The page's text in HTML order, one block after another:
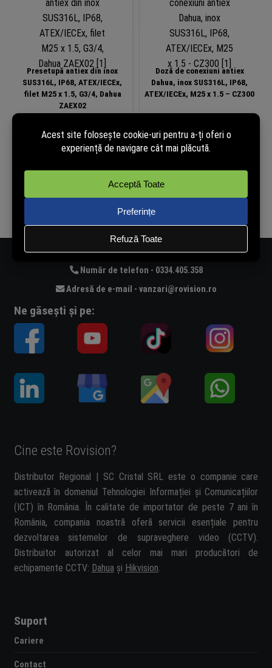
Presetupă antiex din inox
SUS316L, IP68, ATEX/IECEx,
filet M25 x 1.5, G3/4, Dahua
ZAEX02
Disponibil la
Doză de conexiuni antiex
Dahua, inox SUS316L, IP68,
ATEX/IECEx, M25 x 1.5 – CZ300
Disponibil la
Număr de telefon - 0334.405.358
Adresă de e-mail - vanzari@rovision.ro
Ne găsești și pe:
Cine este Rovision?
Distributor Regional | SC Cristal SRL este o companie care
activează în domeniul Tehnologiei Informației și Comunicațiilor
(ICT) în România. În calitate de importator de peste 7 ani în
România, compania noastră oferă servicii esențiale pentru
dezvoltarea sistemelor de supraveghere video (CCTV).
Distribuitor autorizat al celor mai mari producători de
echipamente CCTV: Dahua și Hikvision.
Suport
Cariere
Contact